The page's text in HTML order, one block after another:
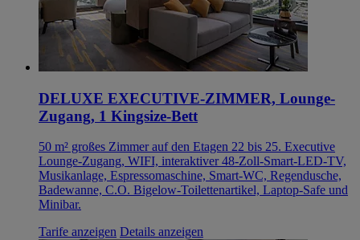
DELUXE EXECUTIVE-ZIMMER, Lounge-
Zugang, 1 Kingsize-Bett
50 m² großes Zimmer auf den Etagen 22 bis 25. Executive
Lounge-Zugang, WIFI, interaktiver 48-Zoll-Smart-LED-TV,
Musikanlage, Espressomaschine, Smart-WC, Regendusche,
Badewanne, C.O. Bigelow-Toilettenartikel, Laptop-Safe und
Minibar.
Tarife anzeigen Details anzeigen